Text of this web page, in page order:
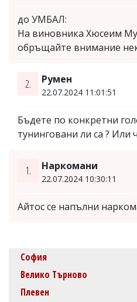
до УМБАЛ:
На виновника Хюсеим
обръщайте внимание
2. Румен
22.07.2024 11:01:51
Бъдете по конкретни
тунинговани ли са ? Или
1. Наркомани
22.07.2024 10:30:11
Айтос се напълни
София
Велико Търново
Плевен